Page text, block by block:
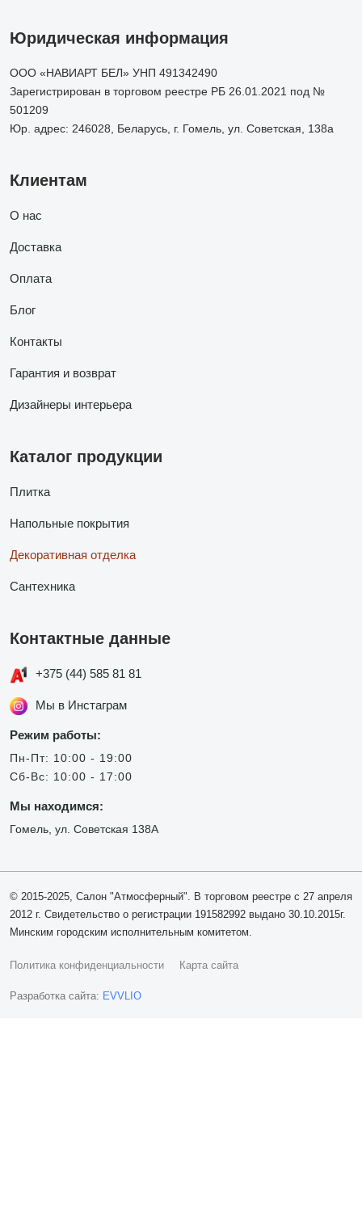
Юридическая информация
ООО «НАВИАРТ БЕЛ» УНП 491342490
Зарегистрирован в торговом реестре РБ 26.01.2021 под №
501209
Юр. адрес: 246028, Беларусь, г. Гомель, ул. Советская, 138а
Клиентам
О нас
Доставка
Оплата
Блог
Контакты
Гарантия и возврат
Дизайнеры интерьера
Каталог продукции
Плитка
Напольные покрытия
Декоративная отделка
Сантехника
Контактные данные
+375 (44) 585 81 81
Мы в Инстаграм
Режим работы:
Пн-Пт: 10:00 - 19:00
Сб-Вс: 10:00 - 17:00
Мы находимся:
Гомель, ул. Советская 138А
© 2015-2025, Салон "Атмосферный". В торговом реестре с 27 апреля
2012 г. Свидетельство о регистрации 191582992 выдано 30.10.2015г.
Минским городским исполнительным комитетом.
Политика конфиденциальности Карта сайта
Разработка сайта: EVVLIO